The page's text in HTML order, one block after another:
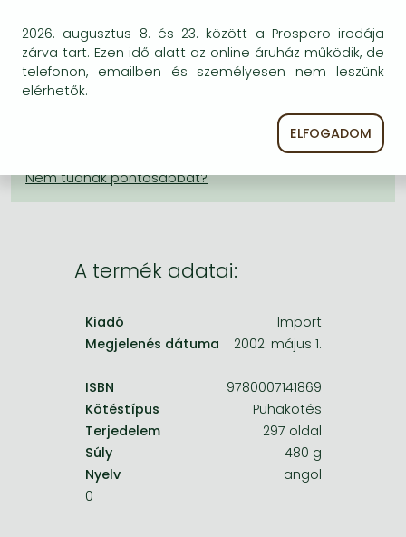
Bleach manga
One-Punch Man manga
BESZEREZHETŐSÉG
Érdemes újra keresni a címmel, hátha van újabb
A termék adatai:
Kiadó
Import
Megjelenés dátuma
2002. május 1.
ISBN
9780007141869
Kötéstípus
Puhakötés
Terjedelem
297 oldal
Súly
480 g
Nyelv
angol
0
2026. augusztus 8. és 23. között a Prospero irodája
zárva tart. Ezen idő alatt az online áruház működik, de
telefonon, emailben és személyesen nem leszünk
elérhetők.
ELFOGADOM